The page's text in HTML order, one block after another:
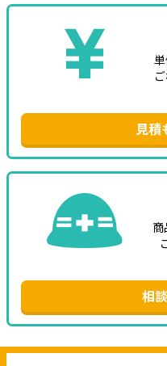
見積
相